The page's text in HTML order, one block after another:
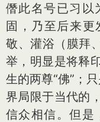
僭此名号已习以
固，乃至后来更
敬、灌浴（膜拜
举，明显是将释
生的两尊“佛”；
界局限于当代的
信众相信。但是